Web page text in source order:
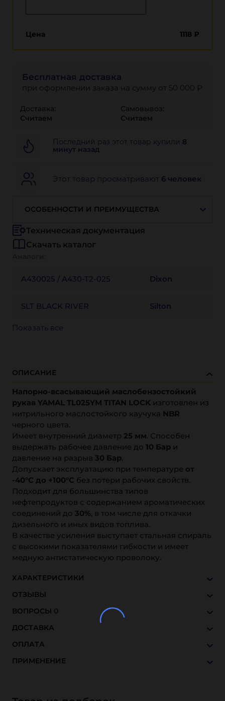
Цена 1118 ₽
Бесплатная доставка
при оформлении заказа на сумму от 50 000 ₽
Доставка:
Считаем
Самовывоз:
Считаем
Последний раз этот товар купили 8
минут назад
Этот товар просматривают 6 человек
ОСОБЕННОСТИ И ПРЕИМУЩЕСТВА
Техническая документация
Скачать каталог
A430025 / A430-T2-025 Dixon
SLT BLACK RIVER Silton
Показать всё
ОПИСАНИЕ
Напорно-всасывающий маслобензостойкий
рукав YAMAL TL025YM TITAN LOCK изготовлен из
нитрильного маслостойкого каучука NBR
черного цвета.
Имеет внутренний диаметр 25 мм. Способен
выдержать рабочее давление до 10 Бар и
давление на разрыв 30 Бар.
Допускает эксплуатацию при температуре от
-40°С до +100°С без потери рабочих свойств.
Подходит для большинства типов
нефтепродуктов с содержанием ароматических
соединений до 30%, в том числе для откачки
дизельного и иных видов топлива.
В качестве усиления выступает стальная спираль
с высокими показателями гибкости и имеет
медную антистатическую проволоку.
ХАРАКТЕРИСТИКИ
ОТЗЫВЫ
ВОПРОСЫ 0
ДОСТАВКА
ОПЛАТА
ПРИМЕНЕНИЕ